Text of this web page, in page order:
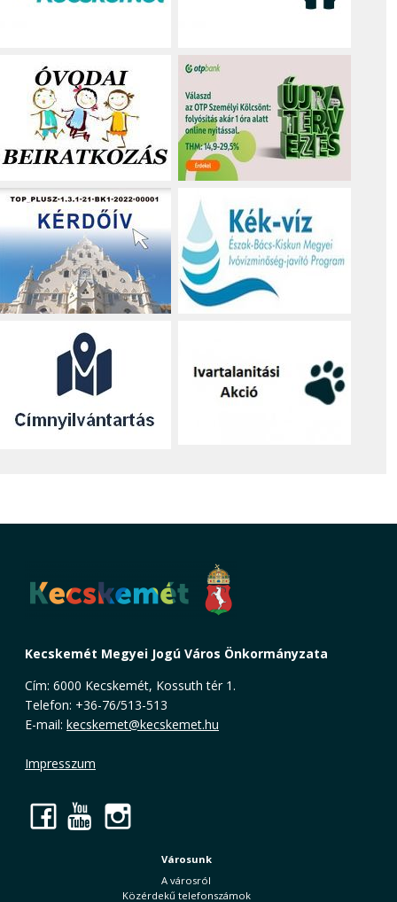
Kecskemét Megyei Jogú Város Önkormányzata
Cím: 6000 Kecskemét, Kossuth tér 1.
Telefon: +36-76/513-513
E-mail: kecskemet@kecskemet.hu
Impresszum
Facebook
YouTube
Városunk
A városról
Közérdekű telefonszámok